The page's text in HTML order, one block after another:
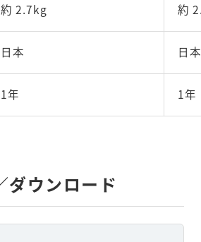
約 2.7kg 約
日本 日本
1年 1年
ダウンロード